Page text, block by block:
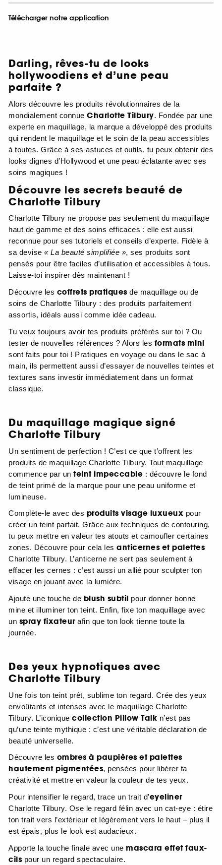
Télécharger notre application
Darling, rêves-tu de looks
hollywoodiens et d’une peau
parfaite ?
Alors découvre les produits révolutionnaires de la
mondialement connue Charlotte Tilbury. Fondée par une
experte en maquillage, la marque a développé des produits
qui rendent le maquillage et le soin de la peau accessibles
à toutes. Grâce à ses astuces et outils, tu peux obtenir des
looks dignes d’Hollywood et une peau éclatante avec ses
soins magiques !
Découvre les secrets beauté de
Charlotte Tilbury
Charlotte Tilbury ne propose pas seulement du maquillage
haut de gamme et des soins efficaces : elle est aussi
reconnue pour ses tutoriels et conseils d’experte. Fidèle à
sa devise « La beauté simplifiée », ses produits sont
pensés pour être faciles d’utilisation et accessibles à tous.
Laisse-toi inspirer dès maintenant !
Découvre les coffrets pratiques de maquillage ou de
soins de Charlotte Tilbury : des produits parfaitement
assortis, idéals aussi comme idée cadeau.
Tu veux toujours avoir tes produits préférés sur toi ? Ou
tester de nouvelles références ? Alors les formats mini
sont faits pour toi ! Pratiques en voyage ou dans le sac à
main, ils permettent aussi d’essayer de nouvelles teintes et
textures sans investir immédiatement dans un format
classique.
Du maquillage magique signé
Charlotte Tilbury
Un sentiment de perfection ! C’est ce que t’offrent les
produits de maquillage Charlotte Tilbury. Tout maquillage
commence par un teint impeccable : découvre le fond
de teint primé de la marque pour une peau uniforme et
lumineuse.
Complète-le avec des produits visage luxueux pour
créer un teint parfait. Grâce aux techniques de contouring,
tu peux mettre en valeur tes atouts et camoufler certaines
zones. Découvre pour cela les anticernes et palettes
Charlotte Tilbury. L’anticerne ne sert pas seulement à
effacer les cernes : c’est aussi un allié pour sculpter ton
visage en jouant avec la lumière.
Ajoute une touche de blush subtil pour donner bonne
mine et illuminer ton teint. Enfin, fixe ton maquillage avec
un spray fixateurafin que ton look tienne toute la
journée.
Des yeux hypnotiques avec
Charlotte Tilbury
Une fois ton teint prêt, sublime ton regard. Crée des yeux
envoûtants et intenses avec le maquillage Charlotte
Tilbury. L’iconique collection Pillow Talk n’est pas
qu’une teinte mythique : c’est une véritable déclaration de
beauté universelle.
Découvre les ombres à paupières et palettes
hautement pigmentées, pensées pour libérer ta
créativité et mettre en valeur la couleur de tes yeux.
Pour intensifier le regard, trace un trait d’eyeliner
Charlotte Tilbury. Ose le regard félin avec un cat-eye : étire
ton trait vers l’extérieur et légèrement vers le haut – plus il
est épais, plus le look est audacieux.
Apporte la touche finale avec une mascara effet faux-
cils pour un regard spectaculaire.